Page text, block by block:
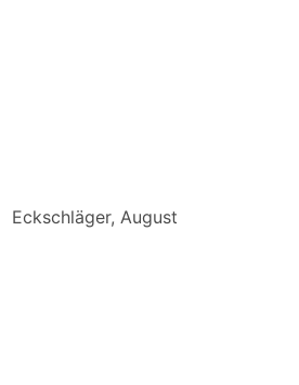
Eckschläger, August